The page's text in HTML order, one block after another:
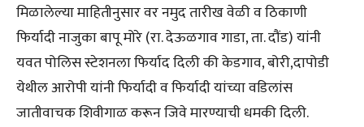
मिळालेल्या माहितीनुसार वर नमुद तारीख वेळी व ठिकाणी
फिर्यादी नाजुका बापू मोरे (रा. देऊळगाव गाडा, ता. दौंड) यांनी
यवत पोलिस स्टेशनला फिर्याद दिली की केडगाव, बोरी,दापोडी
येथील आरोपी यांनी फिर्यादी व फिर्यादी यांच्या वडिलांस
जातीवाचक शिवीगाळ करून जिवे मारण्याची धमकी दिली.